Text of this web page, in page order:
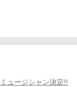
ュージシャン決定!!